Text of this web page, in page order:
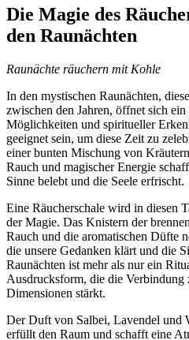
Die Magie des
den Raunächten
Raunächte räuchern mit Kohle
In den mystischen Raunächten,
zwischen den Jahren, öffnet sich
Möglichkeiten und spiritueller
geeignet sein, um diese Zeit zu
einer bunten Mischung von
Rauch und magischer Energie
Sinne belebt und die Seele erfrischt.
Eine Räucherschale wird in diesen
der Magie. Das Knistern der
Rauch und die aromatischen Düfte
die unsere Gedanken klärt und die
Raunächten ist mehr als nur ein
Ausdrucksform, die die
Dimensionen stärkt.
Der Duft von Salbei, Lavendel und
erfüllt den Raum und schafft eine